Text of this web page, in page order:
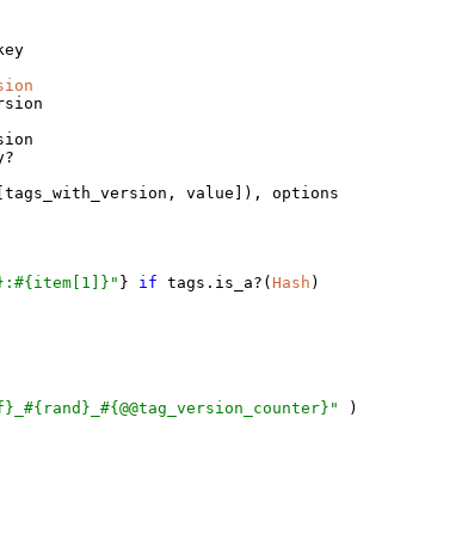
value]), options
} if tags.is_a?( Hash )
)